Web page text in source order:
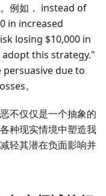
例如， instead of
in increased
losing $10,000 in
this strategy."
persuasive due to
。
不仅仅是一个抽象的
种现实情境中塑造我
轻其潜在负面影响并